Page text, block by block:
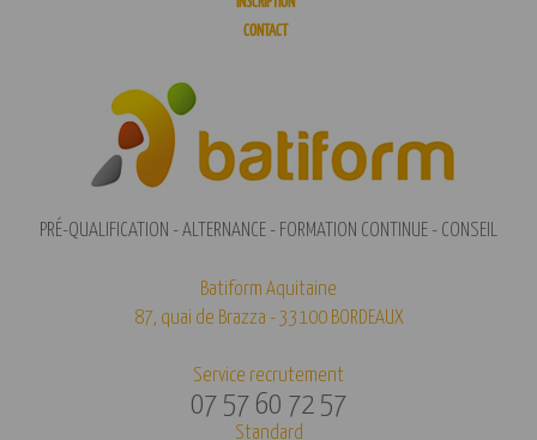
INSCRIPTION
CONTACT
PRÉ-QUALIFICATION - ALTERNANCE - FORMATION CONTINUE - CONSEIL
Batiform Aquitaine
87, quai de Brazza - 33100 BORDEAUX
Service recrutement
07 57 60 72 57
Standard